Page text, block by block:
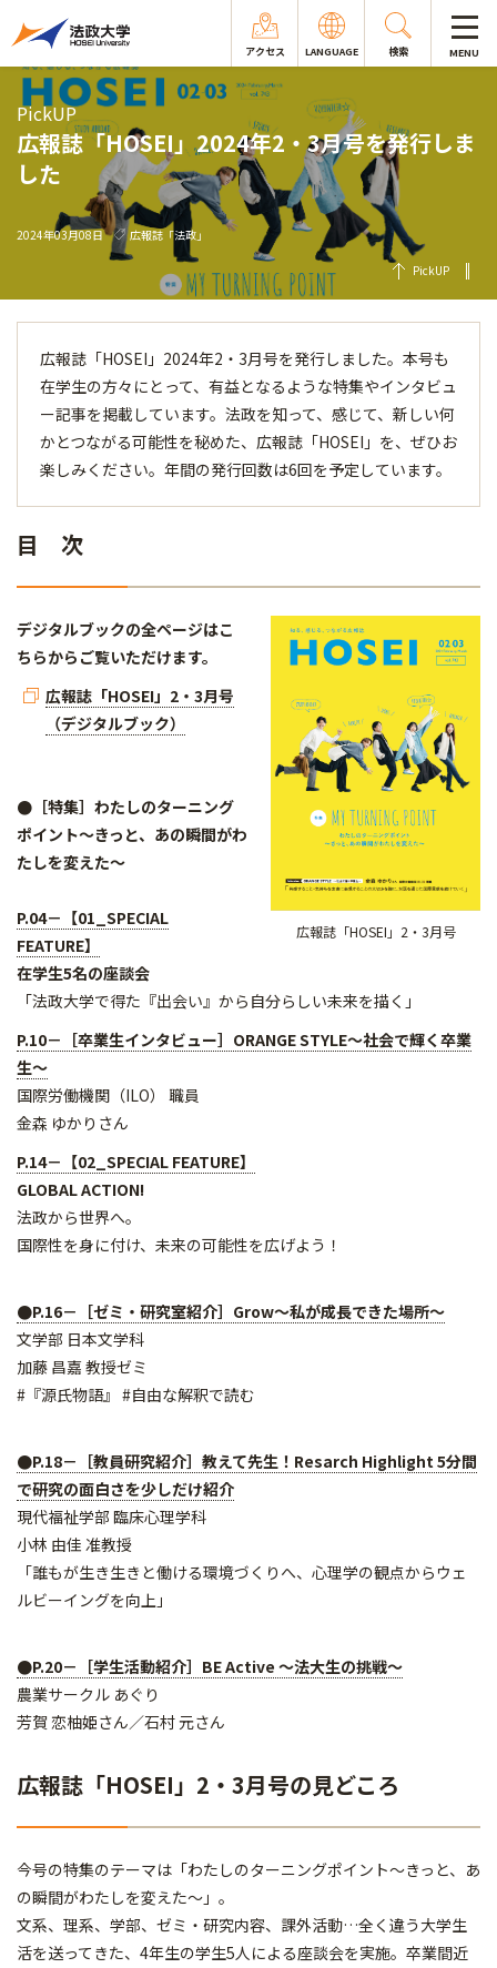
アクセス LANGUAGE 検索 MENU
PickUP
広報誌「HOSEI」2024年2・3月号を発行しま
した
2024年03月08日 広報誌「法政」
PickUP
広報誌「HOSEI」2024年2・3月号を発行しました。本号も
在学生の方々にとって、有益となるような特集やインタビュ
ー記事を掲載しています。法政を知って、感じて、新しい何
かとつながる可能性を秘めた、広報誌「HOSEI」を、ぜひお
楽しみください。年間の発行回数は6回を予定しています。
目 次
広報誌「HOSEI」2・3月号
デジタルブックの全ページはこ
ちらからご覧いただけます。
広報誌「HOSEI」2・3月号
（デジタルブック）
●［特集］わたしのターニング
ポイント～きっと、あの瞬間がわ
たしを変えた～
P.04－【01_SPECIAL
FEATURE】
在学生5名の座談会
「法政大学で得た『出会い』から自分らしい未来を描く」
P.10－［卒業生インタビュー］ORANGE STYLE～社会で輝く卒業
生～
国際労働機関（ILO） 職員
金森 ゆかりさん
P.14－【02_SPECIAL FEATURE】
GLOBAL ACTION!
法政から世界へ。
国際性を身に付け、未来の可能性を広げよう！
●P.16－［ゼミ・研究室紹介］Grow～私が成長できた場所～
文学部 日本文学科
加藤 昌嘉 教授ゼミ
#『源氏物語』 #自由な解釈で読む
●P.18－［教員研究紹介］教えて先生！Resarch Highlight 5分間
で研究の面白さを少しだけ紹介
現代福祉学部 臨床心理学科
小林 由佳 准教授
「誰もが生き生きと働ける環境づくりへ、心理学の観点からウェ
ルビーイングを向上」
●P.20－［学生活動紹介］BE Active ～法大生の挑戦～
農業サークル あぐり
芳賀 恋柚姫さん／石村 元さん
広報誌「HOSEI」2・3月号の見どころ
今号の特集のテーマは「わたしのターニングポイント～きっと、あ
の瞬間がわたしを変えた～」。
文系、理系、学部、ゼミ・研究内容、課外活動…全く違う大学生
活を送ってきた、4年生の学生5人による座談会を実施。卒業間近